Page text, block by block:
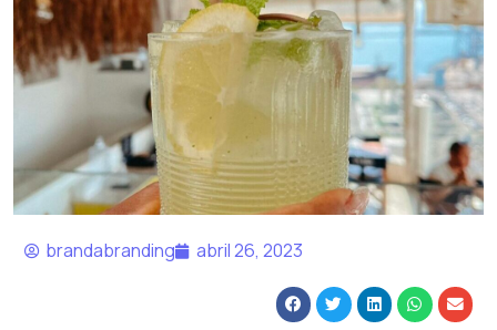
brandabranding abril 26, 2023